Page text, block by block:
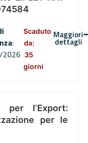
:
Scaduto
da:
35
giorni
Maggiori
dettagli
per l’Export:
per le